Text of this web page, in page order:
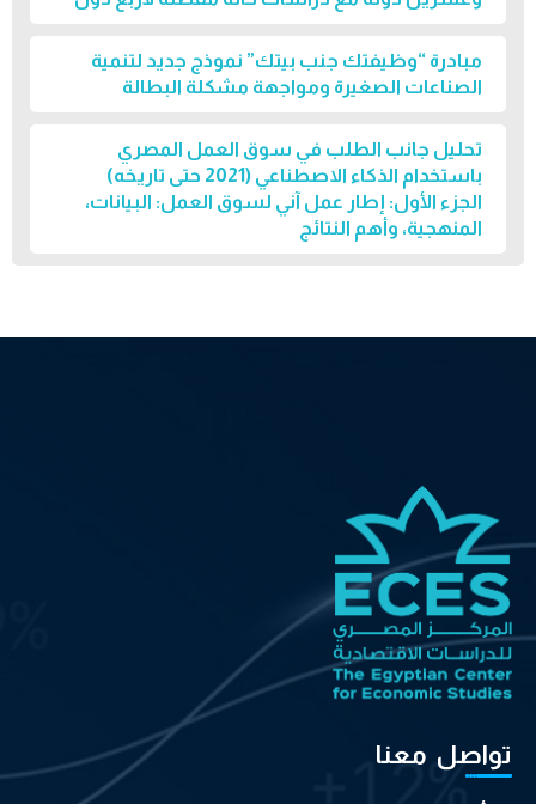
مبادرة “وظيفتك جنب بيتك” نموذج جديد لتنمية
الصناعات الصغيرة ومواجهة مشكلة البطالة
تحليل جانب الطلب في سوق العمل المصري
باستخدام الذكاء الاصطناعي (2021 حتى تاريخه)
الجزء الأول: إطار عمل آني لسوق العمل: البيانات،
المنهجية، وأهم النتائج
تواصل معنا